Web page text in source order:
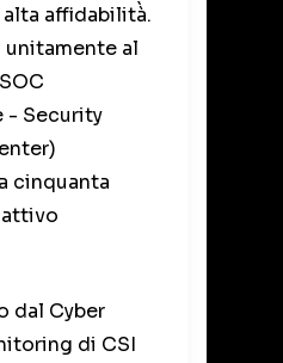
affidabilità̀.
unitamente al
- Security
cinquanta
dal Cyber
di CSI